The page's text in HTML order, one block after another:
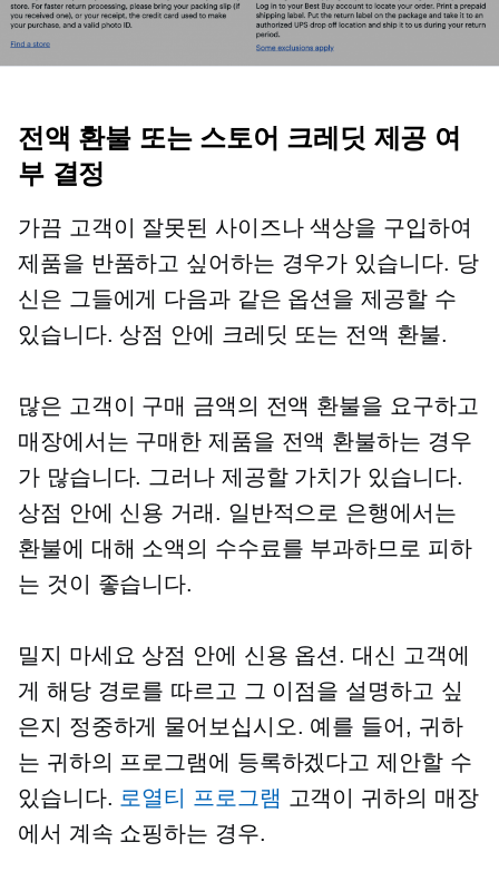
전액 환불 또는 스토어 크레딧 제공 여
부 결정
가끔 고객이 잘못된 사이즈나 색상을 구입하여
제품을 반품하고 싶어하는 경우가 있습니다. 당
신은 그들에게 다음과 같은 옵션을 제공할 수
있습니다. 상점 안에 크레딧 또는 전액 환불.
많은 고객이 구매 금액의 전액 환불을 요구하고
매장에서는 구매한 제품을 전액 환불하는 경우
가 많습니다. 그러나 제공할 가치가 있습니다.
상점 안에 신용 거래. 일반적으로 은행에서는
환불에 대해 소액의 수수료를 부과하므로 피하
는 것이 좋습니다.
밀지 마세요 상점 안에 신용 옵션. 대신 고객에
게 해당 경로를 따르고 그 이점을 설명하고 싶
은지 정중하게 물어보십시오. 예를 들어, 귀하
는 귀하의 프로그램에 등록하겠다고 제안할 수
있습니다. 로열티 프로그램 고객이 귀하의 매장
에서 계속 쇼핑하는 경우.